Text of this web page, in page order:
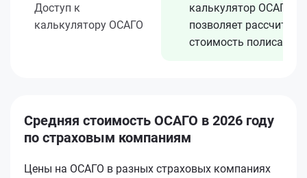
Доступ к
калькулятору ОСАГО
калькулятор ОСАГО
позволяет рассчитать
стоимость полиса
Средняя стоимость ОСАГО в 2026 году
по страховым компаниям
Цены на ОСАГО в разных страховых компаниях